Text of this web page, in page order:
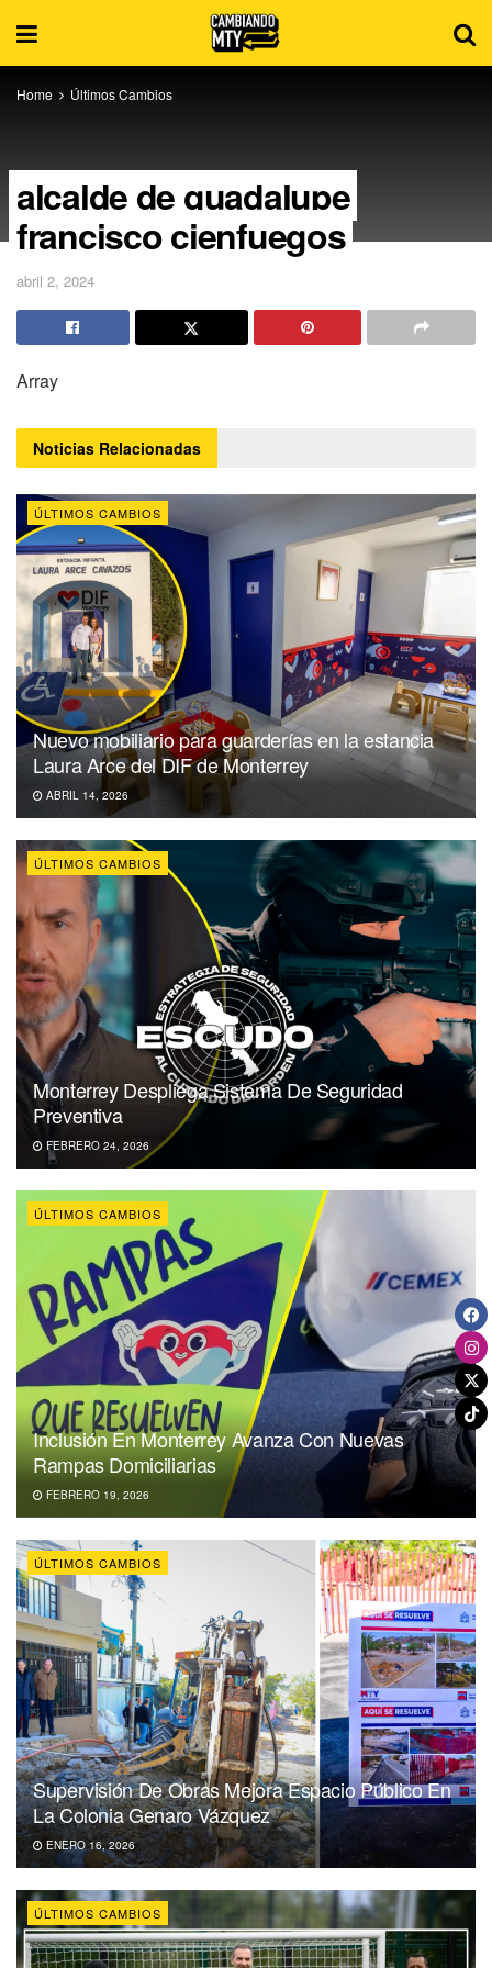
Home Últimos Cambios
alcalde de guadalupe
francisco cienfuegos
abril 2, 2024
Array
Noticias Relacionadas
ÚLTIMOS CAMBIOS
Nuevo mobiliario para guarderías en la estancia
Laura Arce del DIF de Monterrey
ABRIL 14, 2026
ÚLTIMOS CAMBIOS
Monterrey Despliega Sistema De Seguridad
Preventiva
FEBRERO 24, 2026
ÚLTIMOS CAMBIOS
Inclusión En Monterrey Avanza Con Nuevas
Rampas Domiciliarias
FEBRERO 19, 2026
ÚLTIMOS CAMBIOS
Supervisión De Obras Mejora Espacio Público En
La Colonia Genaro Vázquez
ENERO 16, 2026
ÚLTIMOS CAMBIOS